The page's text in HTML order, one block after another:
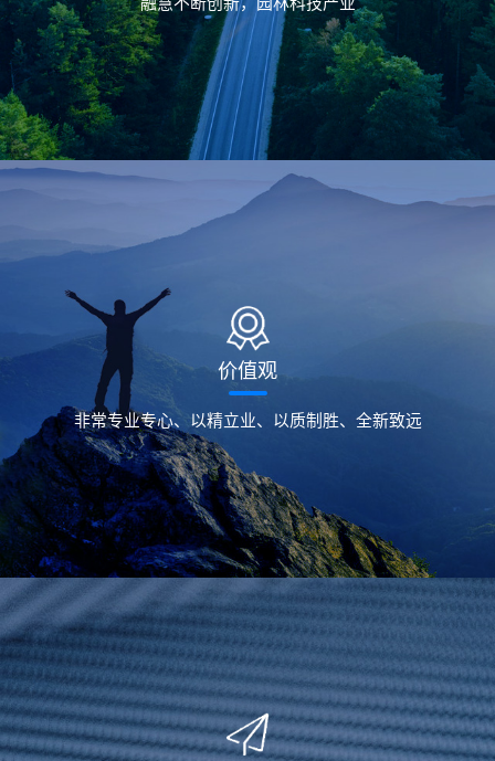
融慧不断创新，园林科技产业
价值观
非常专业专心、以精立业、以质制胜、全新致远